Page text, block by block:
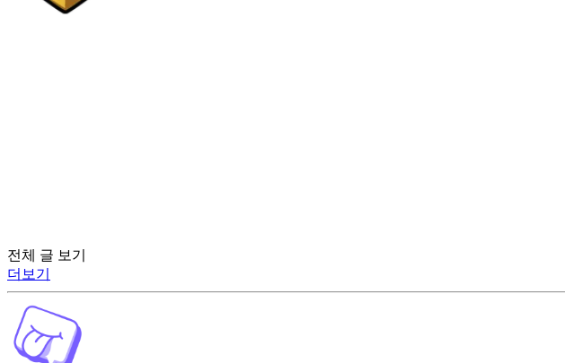
전체 글 보기
더보기